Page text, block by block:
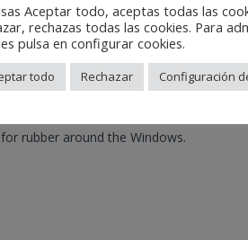
rubber around the Windows.
Aceptar todo, aceptas todas las
rechazas todas las cookies. Para
pulsa en configurar cookies.
todo Rechazar Configuración